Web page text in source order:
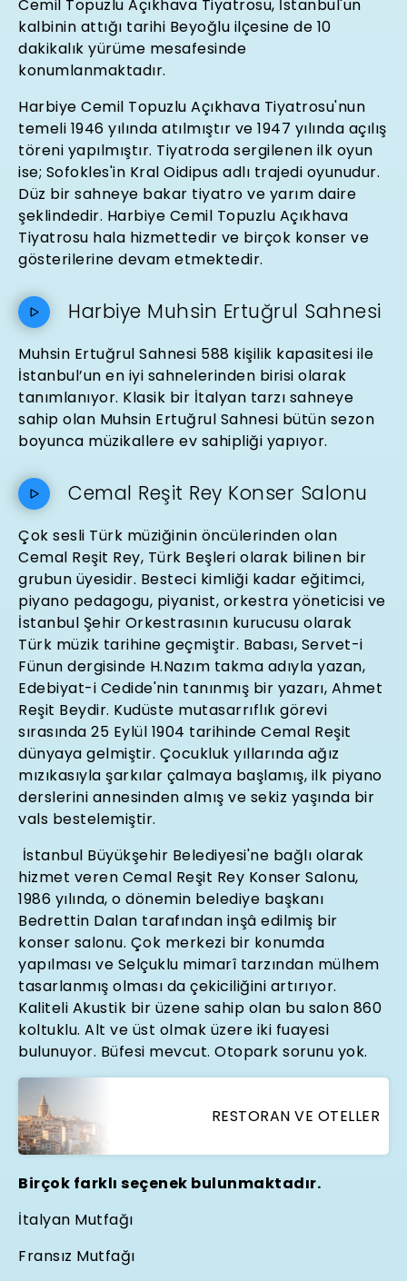
Cemil Topuzlu Açıkhava Tiyatrosu, İstanbul'un
kalbinin attığı tarihi Beyoğlu ilçesine de 10
dakikalık yürüme mesafesinde
konumlanmaktadır.
Harbiye Cemil Topuzlu Açıkhava Tiyatrosu'nun
temeli 1946 yılında atılmıştır ve 1947 yılında açılış
töreni yapılmıştır. Tiyatroda sergilenen ilk oyun
ise; Sofokles'in Kral Oidipus adlı trajedi oyunudur.
Düz bir sahneye bakar tiyatro ve yarım daire
şeklindedir. Harbiye Cemil Topuzlu Açıkhava
Tiyatrosu hala hizmettedir ve birçok konser ve
gösterilerine devam etmektedir.
Harbiye Muhsin Ertuğrul Sahnesi
Muhsin Ertuğrul Sahnesi 588 kişilik kapasitesi ile
İstanbul’un en iyi sahnelerinden birisi olarak
tanımlanıyor. Klasik bir İtalyan tarzı sahneye
sahip olan Muhsin Ertuğrul Sahnesi bütün sezon
boyunca müzikallere ev sahipliği yapıyor.
Cemal Reşit Rey Konser Salonu
Çok sesli Türk müziğinin öncülerinden olan
Cemal Reşit Rey, Türk Beşleri olarak bilinen bir
grubun üyesidir. Besteci kimliği kadar eğitimci,
piyano pedagogu, piyanist, orkestra yöneticisi ve
İstanbul Şehir Orkestrasının kurucusu olarak
Türk müzik tarihine geçmiştir. Babası, Servet-i
Fünun dergisinde H.Nazım takma adıyla yazan,
Edebiyat-i Cedide'nin tanınmış bir yazarı, Ahmet
Reşit Beydir. Kudüste mutasarrıflık görevi
sırasında 25 Eylül 1904 tarihinde Cemal Reşit
dünyaya gelmiştir. Çocukluk yıllarında ağız
mızıkasıyla şarkılar çalmaya başlamış, ilk piyano
derslerini annesinden almış ve sekiz yaşında bir
vals bestelemiştir.
İstanbul Büyükşehir Belediyesi'ne bağlı olarak
hizmet veren Cemal Reşit Rey Konser Salonu,
1986 yılında, o dönemin belediye başkanı
Bedrettin Dalan tarafından inşâ edilmiş bir
konser salonu. Çok merkezi bir konumda
yapılması ve Selçuklu mimarî tarzından mülhem
tasarlanmış olması da çekiciliğini artırıyor.
Kaliteli Akustik bir üzene sahip olan bu salon 860
koltuklu. Alt ve üst olmak üzere iki fuayesi
bulunuyor. Büfesi mevcut. Otopark sorunu yok.
RESTORAN VE OTELLER
Birçok farklı seçenek bulunmaktadır.
İtalyan Mutfağı
Fransız Mutfağı